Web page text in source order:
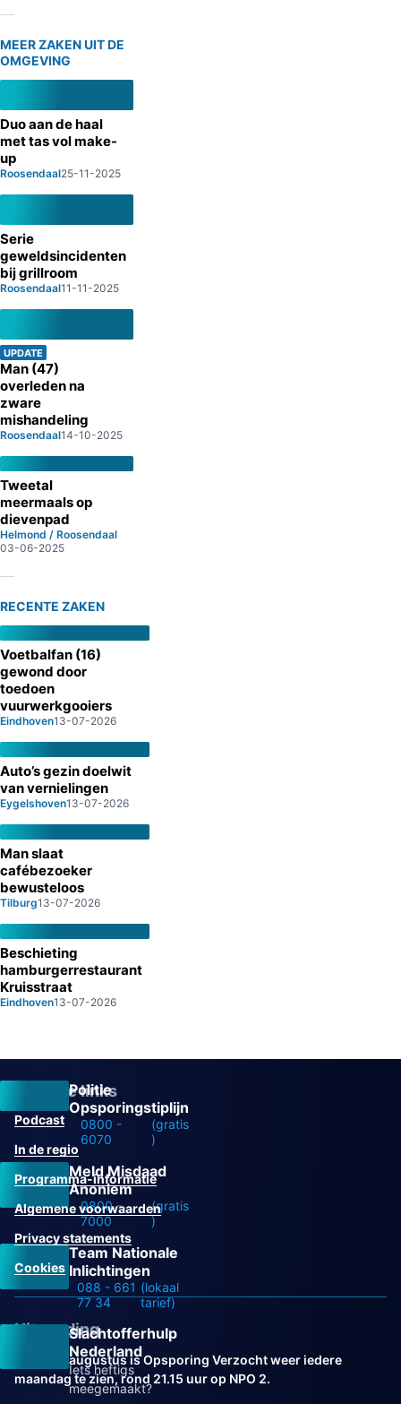
MEER ZAKEN UIT DE
OMGEVING
Duo aan de haal
met tas vol make-
up
Roosendaal25-11-2025
Serie
geweldsincidenten
bij grillroom
Roosendaal11-11-2025
UPDATE
Man (47)
overleden na
zware
mishandeling
Roosendaal14-10-2025
Tweetal
meermaals op
dievenpad
Helmond / Roosendaal
03-06-2025
RECENTE ZAKEN
Voetbalfan (16)
gewond door
toedoen
vuurwerkgooiers
Eindhoven13-07-2026
Auto’s gezin doelwit
van vernielingen
Eygelshoven13-07-2026
Man slaat
cafébezoeker
bewusteloos
Tilburg13-07-2026
Beschieting
hamburgerrestaurant
Kruisstraat
Eindhoven13-07-2026
Politie
Opsporingstiplijn
0800 -
6070
(gratis
)
Meld Misdaad
Anoniem
0800 -
7000
(gratis
)
Team Nationale
Inlichtingen
088 - 661
77 34
(lokaal
tarief)
Slachtofferhulp
Nederland
Iets heftigs
meegemaakt?
Overige links
Podcast
In de regio
Programma-informatie
Algemene voorwaarden
Privacy statements
Cookies
Uitzending
Vanaf 31 augustus is Opsporing Verzocht weer iedere
maandag te zien, rond 21.15 uur op NPO 2.